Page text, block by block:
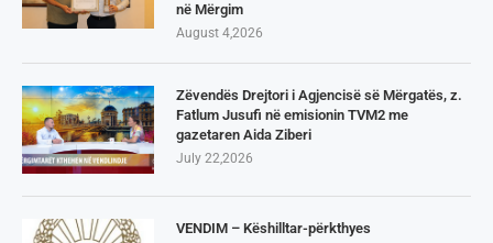
në Mërgim
August 4,2026
Zëvendës Drejtori i Agjencisë së Mërgatës, z.
Fatlum Jusufi në emisionin TVM2 me
gazetaren Aida Ziberi
July 22,2026
VENDIM – Këshilltar-përkthyes